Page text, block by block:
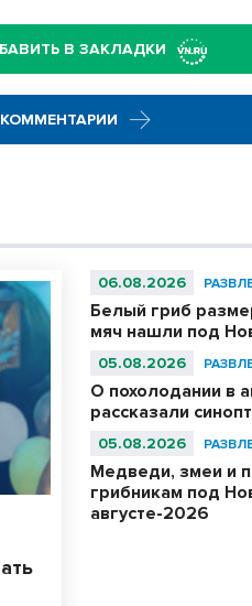
В ЗАКЛАДКИ
КОММЕНТАРИИ
06.08.2026
Белый гриб
мяч нашли под
05.08.2026
О похолодании в
рассказали
05.08.2026
Медведи, змеи и
грибникам под
августе-2026